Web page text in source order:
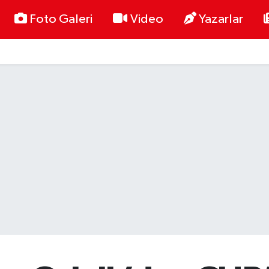
Foto Galeri Video Yazarlar